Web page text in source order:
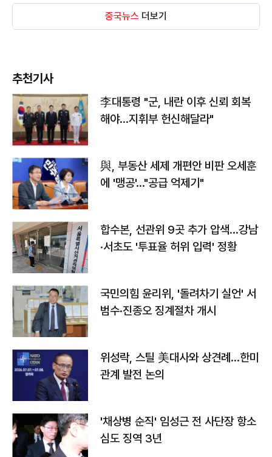
중국뉴스 더보기
추천기사
李대통령 "군, 내란 이후 신뢰 회복
해야…지휘부 헌신해달라"
與, 부동산 세제 개편안 비판 오세훈
에 '맹공'…"공급 억제기"
합수본, 선관위 9곳 추가 압색…강남
·서초도 '투표율 허위 입력' 정황
국민의힘 윤리위, '돌려차기 실언' 서
범수·진종오 징계절차 개시
위성락, 스틸 美대사와 상견례…한미
관계 발전 논의
'채상병 순직' 임성근 전 사단장 항소
심도 징역 3년